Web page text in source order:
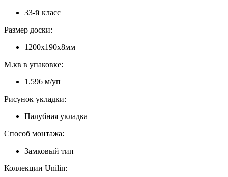
33-й класс
Размер доски:
1200х190х8мм
М.кв в упаковке:
1.596 м/уп
Рисунок укладки:
Палубная укладка
Способ монтажа:
Замковый тип
Коллекции Unilin: